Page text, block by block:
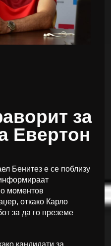
за
Евертон
Бенитез е се поблизу
моментов
откако Карло
за да го преземе